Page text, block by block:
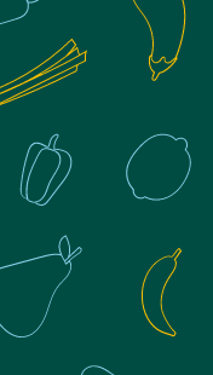
sur le prix
sont
qu'à les
notre